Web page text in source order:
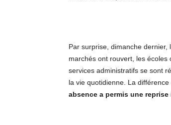
Par surprise, dimanche
marchés ont rouvert, les
services administratifs se sont
la vie quotidienne. La différence
absence a permis une reprise